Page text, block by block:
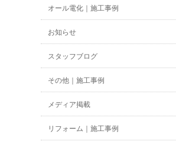
オール電化｜施工事例
お知らせ
スタッフブログ
その他｜施工事例
メディア掲載
リフォーム｜施工事例